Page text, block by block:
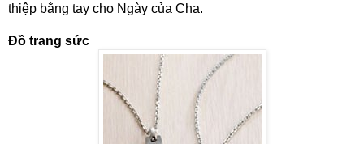
thiệp bằng tay cho Ngày của Cha.
Đồ trang sức